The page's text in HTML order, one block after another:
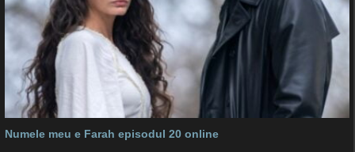
Numele meu e Farah episodul 20 online